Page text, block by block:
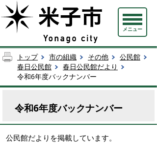
メニュー
トップ 市の組織 その他
公民館
春日公民館
春日公民館だより
令和6年度バックナンバー
令和6年度バックナンバー
公民館だよりを掲載しています。